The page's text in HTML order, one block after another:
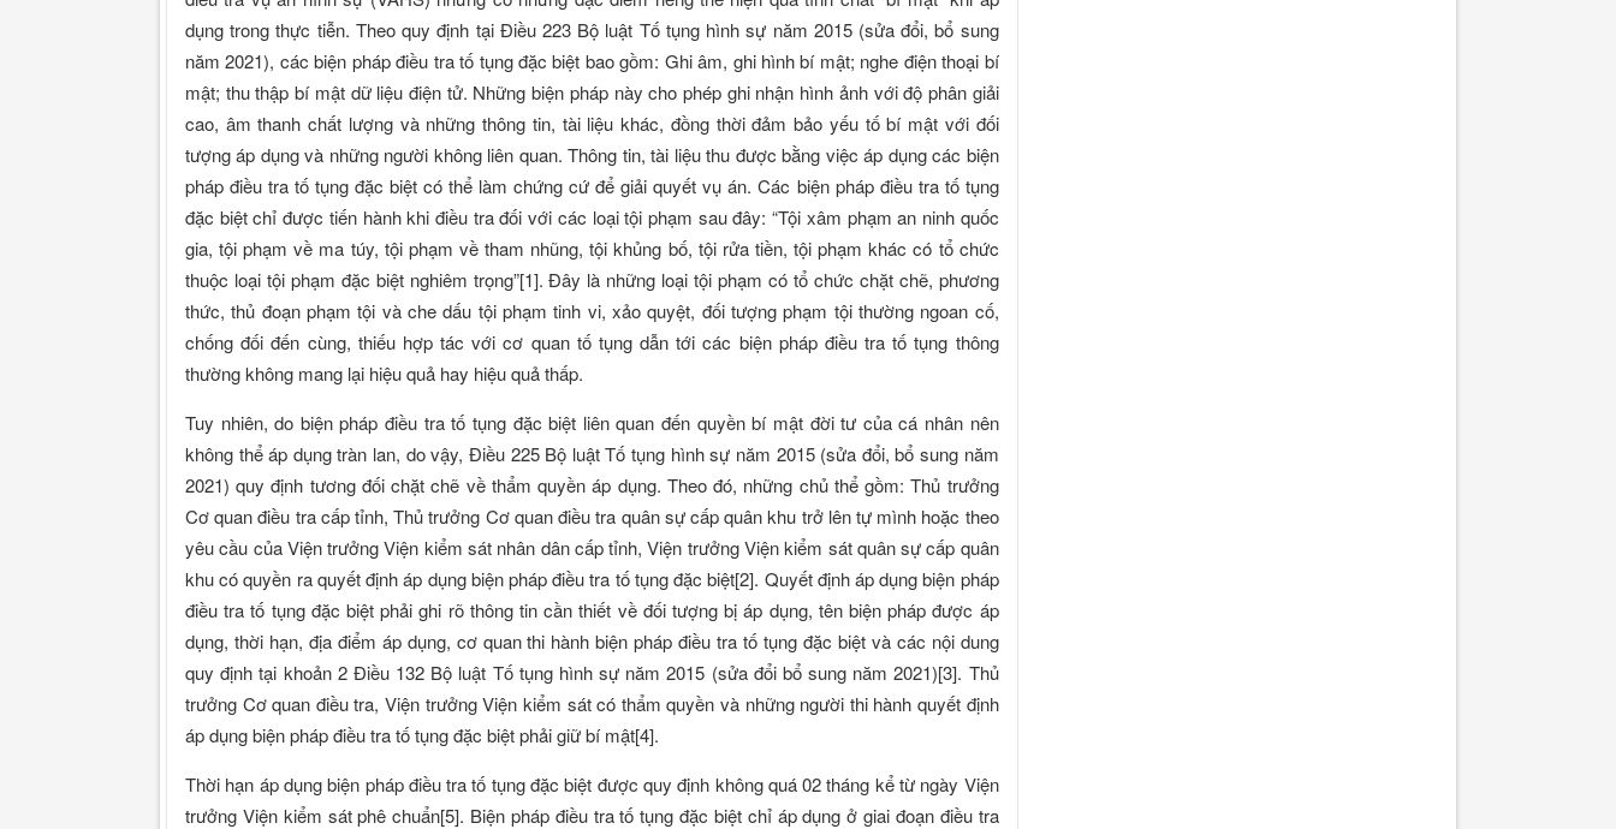
dụng trong thực tiễn. Theo quy định tại Điều 223 Bộ luật Tố tụng hình sự năm 2015 (sửa đổi, bổ sung
năm 2021), các biện pháp điều tra tố tụng đặc biệt bao gồm: Ghi âm, ghi hình bí mật; nghe điện thoại bí
mật; thu thập bí mật dữ liệu điện tử. Những biện pháp này cho phép ghi nhận hình ảnh với độ phân giải
cao, âm thanh chất lượng và những thông tin, tài liệu khác, đồng thời đảm bảo yếu tố bí mật với đối
tượng áp dụng và những người không liên quan. Thông tin, tài liệu thu được bằng việc áp dụng các biện
pháp điều tra tố tụng đặc biệt có thể làm chứng cứ để giải quyết vụ án. Các biện pháp điều tra tố tụng
đặc biệt chỉ được tiến hành khi điều tra đối với các loại tội phạm sau đây: “Tội xâm phạm an ninh quốc
gia, tội phạm về ma túy, tội phạm về tham nhũng, tội khủng bố, tội rửa tiền, tội phạm khác có tổ chức
thuộc loại tội phạm đặc biệt nghiêm trọng”[1]. Đây là những loại tội phạm có tổ chức chặt chẽ, phương
thức, thủ đoạn phạm tội và che dấu tội phạm tinh vi, xảo quyệt, đối tượng phạm tội thường ngoan cố,
chống đối đến cùng, thiếu hợp tác với cơ quan tố tụng dẫn tới các biện pháp điều tra tố tụng thông
thường không mang lại hiệu quả hay hiệu quả thấp.
Tuy nhiên, do biện pháp điều tra tố tụng đặc biệt liên quan đến quyền bí mật đời tư của cá nhân nên
không thể áp dụng tràn lan, do vậy, Điều 225 Bộ luật Tố tụng hình sự năm 2015 (sửa đổi, bổ sung năm
2021) quy định tương đối chặt chẽ về thẩm quyền áp dụng. Theo đó, những chủ thể gồm: Thủ trưởng
Cơ quan điều tra cấp tỉnh, Thủ trưởng Cơ quan điều tra quân sự cấp quân khu trở lên tự mình hoặc theo
yêu cầu của Viện trưởng Viện kiểm sát nhân dân cấp tỉnh, Viện trưởng Viện kiểm sát quân sự cấp quân
khu có quyền ra quyết định áp dụng biện pháp điều tra tố tụng đặc biệt[2]. Quyết định áp dụng biện pháp
điều tra tố tụng đặc biệt phải ghi rõ thông tin cần thiết về đối tượng bị áp dụng, tên biện pháp được áp
dụng, thời hạn, địa điểm áp dụng, cơ quan thi hành biện pháp điều tra tố tụng đặc biệt và các nội dung
quy định tại khoản 2 Điều 132 Bộ luật Tố tụng hình sự năm 2015 (sửa đổi bổ sung năm 2021)[3]. Thủ
trưởng Cơ quan điều tra, Viện trưởng Viện kiểm sát có thẩm quyền và những người thi hành quyết định
áp dụng biện pháp điều tra tố tụng đặc biệt phải giữ bí mật[4].
Thời hạn áp dụng biện pháp điều tra tố tụng đặc biệt được quy định không quá 02 tháng kể từ ngày Viện
trưởng Viện kiểm sát phê chuẩn[5]. Biện pháp điều tra tố tụng đặc biệt chỉ áp dụng ở giai đoạn điều tra